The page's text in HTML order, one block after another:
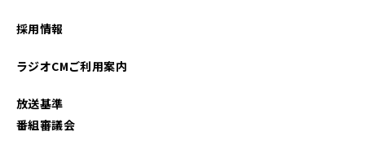
採用情報
ラジオCMご利用案内
放送基準
番組審議会